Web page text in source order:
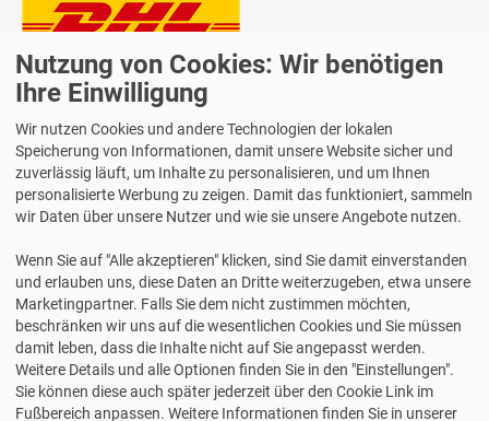
Lieferung auch an Packstationen und Postfilialen
Samstagszustellung
Bequeme Zahlung über Paypal
2 Jahre Gewährleistung
Alle Texte, Grafiken, Bilder und das Layout sind urheberrechtlich
geschützt und dürfen nicht ohne ausdrückliche, schriftliche
Erlaubnis weiterverwendet werden.
© 2026 bits&paper GmbH - Avery Zweckform Fachshop - Avery
Nutzung von Cookies: Wir benötigen
Ihre Einwilligung
Wir nutzen Cookies und andere Technologien der lokalen
Speicherung von Informationen, damit unsere Website sicher und
zuverlässig läuft, um Inhalte zu personalisieren, und um Ihnen
personalisierte Werbung zu zeigen. Damit das funktioniert, sammeln
wir Daten über unsere Nutzer und wie sie unsere Angebote nutzen.
Wenn Sie auf "Alle akzeptieren" klicken, sind Sie damit einverstanden
und erlauben uns, diese Daten an Dritte weiterzugeben, etwa unsere
Marketingpartner. Falls Sie dem nicht zustimmen möchten,
beschränken wir uns auf die wesentlichen Cookies und Sie müssen
damit leben, dass die Inhalte nicht auf Sie angepasst werden.
Weitere Details und alle Optionen finden Sie in den "Einstellungen".
Sie können diese auch später jederzeit über den Cookie Link im
Fußbereich anpassen. Weitere Informationen finden Sie in unserer